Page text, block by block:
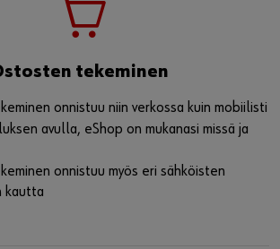
Nopea toimitus
suoraan työmaalle, jolloin
3 työpäivää
avulla voit tilata tuotteet lähimmälle
jolloin tuotteet noudettavissa tunnin
laajaa centerverkostoamme ja
ympäri Suomea